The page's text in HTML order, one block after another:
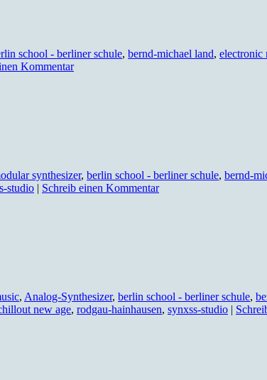
school - berliner schule, bernd-michael land, electronic
Kommentar
synthesizer, berlin school - berliner schule, bernd-
studio | Schreib einen Kommentar
, Analog-Synthesizer, berlin school - berliner schule,
new age, rodgau-hainhausen, synxss-studio |